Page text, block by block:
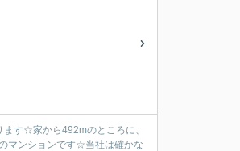
す☆家から492mのところに、
マンションです☆当社は確かな